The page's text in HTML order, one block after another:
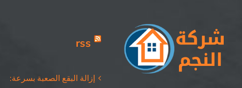
rss
إزالة البقع الصعبة بسرعة: